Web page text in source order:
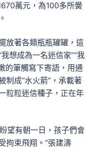
萬元，為100多所黌
放著各類瓶瓶罐罐，這
想成為一名迷信家”“我
的筆觸寫下寄語，用通
制成“水火箭”，承載著
粒粒迷信種子，正在年
望有朝一日，孩子們會
拘束飛翔。”張建濤